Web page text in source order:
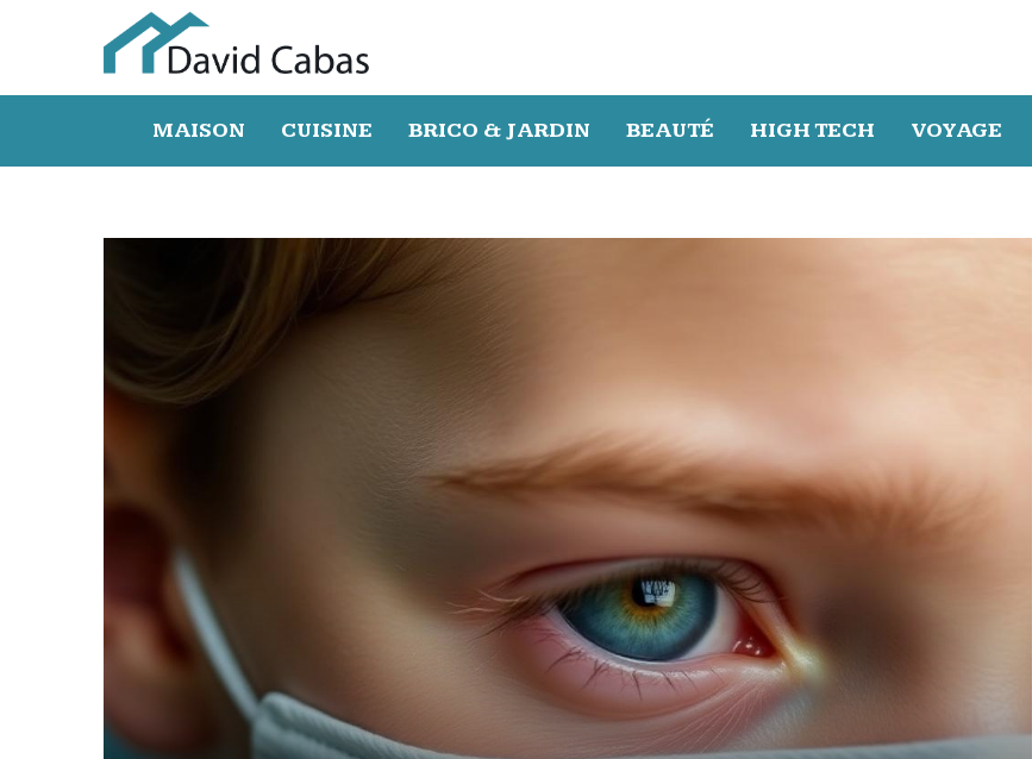
MAISON CUISINE BRICO & JARDIN BEAUTÉ HIGH TECH VOYAGE